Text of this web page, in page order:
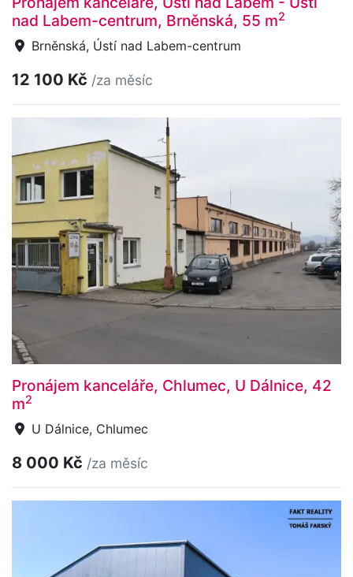
nad Labem-centrum, Brněnská, 55 m2
Brněnská, Ústí nad Labem-centrum
12 100 Kč /za měsíc
Pronájem kanceláře, Chlumec, U Dálnice, 42
m2
U Dálnice, Chlumec
8 000 Kč /za měsíc